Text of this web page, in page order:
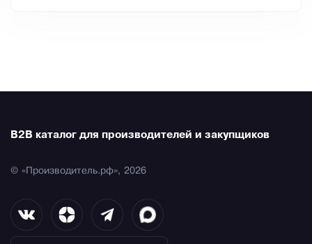
B2B каталог для производителей и закупщиков
© «Производитель.рф», 2026